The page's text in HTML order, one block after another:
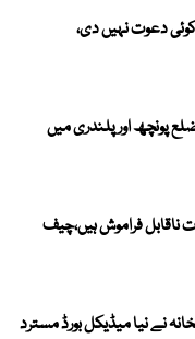
دعوت نہیں دی،
پونچھ اور پلندری میں
ناقابل فراموش ہیں،چیف
نے نیا میڈیکل بورڈ مسترد